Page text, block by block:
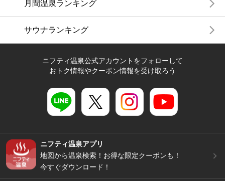
月間温泉ランキング
サウナランキング
ニフティ温泉公式アカウントをフォローして
おトク情報やクーポン情報を受け取ろう
ニフティ温泉アプリ
地図から温泉検索！お得な限定クーポンも！
今すぐダウンロード！